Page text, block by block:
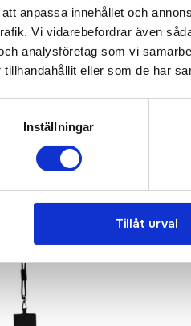
anpassa innehållet och
Vi vidarebefordrar även
analysföretag som vi
eller som de har
Inställningar
Tillåt urval